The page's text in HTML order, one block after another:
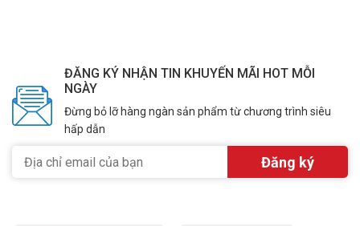
ĐĂNG KÝ NHẬN TIN KHUYẾN MÃI HOT MỖI
NGÀY
Đừng bỏ lỡ hàng ngàn sản phẩm từ chương trình siêu
hấp dẫn